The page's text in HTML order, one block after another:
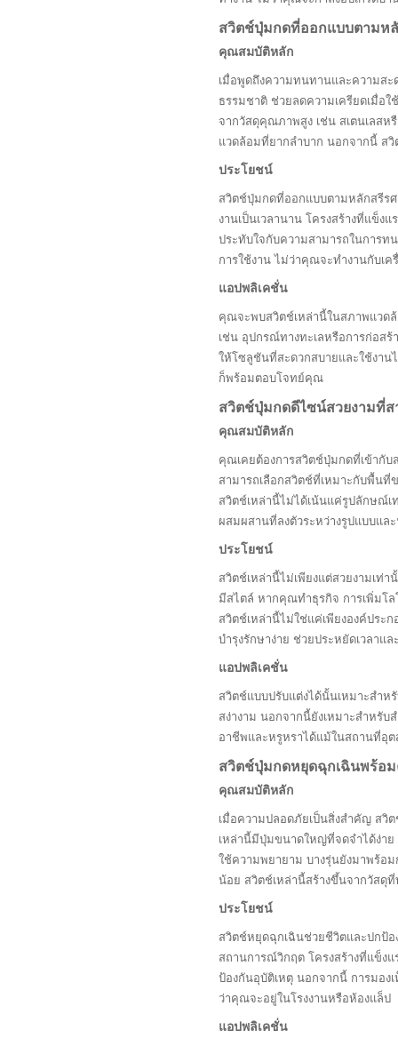
สวิตช์ปุ่มกดที่ออกแบบตามห
คุณสมบัติหลัก
เมื่อพูดถึงความทนทานและความส
ธรรมชาติ ช่วยลดความเครียดเมื่อ
จากวัสดุคุณภาพสูง เช่น สเตนเลส
แวดล้อมที่ยากลำบาก นอกจากนี้ ส
ประโยชน์
สวิตช์ปุ่มกดที่ออกแบบตามหลักสรีรศ
งานเป็นเวลานาน โครงสร้างที่แข็
ประทับใจกับความสามารถในการ
การใช้งาน ไม่ว่าคุณจะทำงานกับเ
แอปพลิเคชั่น
คุณจะพบสวิตช์เหล่านี้ในสภาพแวดล้
เช่น อุปกรณ์ทางทะเลหรือการก่อส
ให้โซลูชันที่สะดวกสบายและใช้งา
ก็พร้อมตอบโจทย์คุณ
สวิตช์ปุ่มกดดีไซน์สวยงามที่ส
คุณสมบัติหลัก
คุณเคยต้องการสวิตช์ปุ่มกดที่เข้ากั
สามารถเลือกสวิตช์ที่เหมาะกับพื้นที่
สวิตช์เหล่านี้ไม่ได้เน้นแค่รูปลักษณ์
ผสมผสานที่ลงตัวระหว่างรูปแบบแล
ประโยชน์
สวิตช์เหล่านี้ไม่เพียงแต่สวยงามเท่
มีสไตล์ หากคุณทำธุรกิจ การเพิ่มโ
สวิตช์เหล่านี้ไม่ใช่แค่เพียงองค์ประ
บำรุงรักษาง่าย ช่วยประหยัดเวลา
แอปพลิเคชั่น
สวิตช์แบบปรับแต่งได้นั้นเหมาะสำห
สง่างาม นอกจากนี้ยังเหมาะสำหรั
อาชีพและหรูหราได้แม้ในสถานที่อุ
สวิตช์ปุ่มกดหยุดฉุกเฉินพร้อ
คุณสมบัติหลัก
เมื่อความปลอดภัยเป็นสิ่งสำคัญ สวิ
เหล่านี้มีปุ่มขนาดใหญ่ที่จดจำได้ง่าย
ใช้ความพยายาม บางรุ่นยังมาพร้อ
น้อย สวิตช์เหล่านี้สร้างขึ้นจากวัสดุ
ประโยชน์
สวิตช์หยุดฉุกเฉินช่วยชีวิตและปกป้อ
สถานการณ์วิกฤต โครงสร้างที่แข็ง
ป้องกันอุบัติเหตุ นอกจากนี้ การมอ
ว่าคุณจะอยู่ในโรงงานหรือห้องแล็ป
แอปพลิเคชั่น